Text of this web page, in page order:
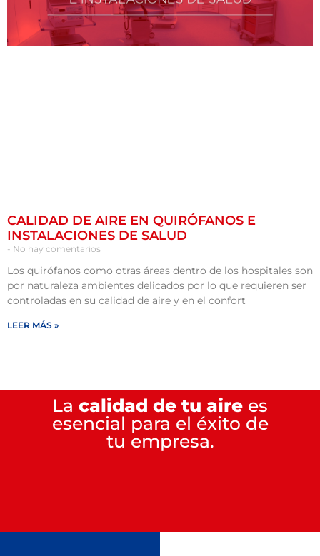
CALIDAD DE AIRE EN QUIRÓFANOS E
INSTALACIONES DE SALUD
No hay comentarios
Los quirófanos como otras áreas dentro de los hospitales son
por naturaleza ambientes delicados por lo que requieren ser
controladas en su calidad de aire y en el confort
LEER MÁS »
La calidad de tu aire es
esencial para el éxito de
tu empresa.